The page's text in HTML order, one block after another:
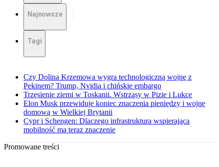
Najnowsze
Tagi
Czy Dolina Krzemowa wygra technologiczną wojnę z
Pekinem? Trump, Nvidia i chińskie embargo
Trzęsienie ziemi w Toskanii. Wstrząsy w Pizie i Lukce
Elon Musk przewiduje koniec znaczenia pieniędzy i wojnę
domową w Wielkiej Brytanii
Cypr i Schengen: Dlaczego infrastruktura wspierająca
mobilność ma teraz znaczenie
Promowane treści